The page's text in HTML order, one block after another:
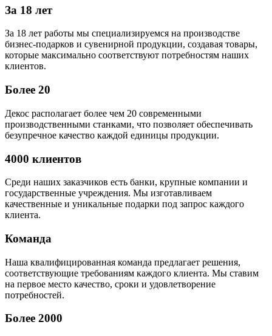
За 18 лет
За 18 лет работы мы специализируемся на производстве
бизнес-подарков и сувенирной продукции, создавая товары,
которые максимально соответствуют потребностям наших
клиентов.
Более 20
Декос располагает более чем 20 современными
производственными станками, что позволяет обеспечивать
безупречное качество каждой единицы продукции.
4000 клиентов
Среди наших заказчиков есть банки, крупные компании и
государственные учреждения. Мы изготавливаем
качественные и уникальные подарки под запрос каждого
клиента.
Команда
Наша квалифицированная команда предлагает решения,
соответствующие требованиям каждого клиента. Мы ставим
на первое место качество, сроки и удовлетворение
потребностей.
Более 2000